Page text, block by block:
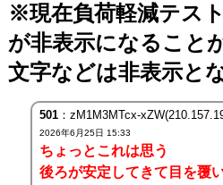
※現在負荷軽減テス
が非表示になること
文字などは非表示と
501：zM1M3MTcx-
2026年6月25日 15:33
ちょっとこれは思う
後ろが安定してきて目を覆